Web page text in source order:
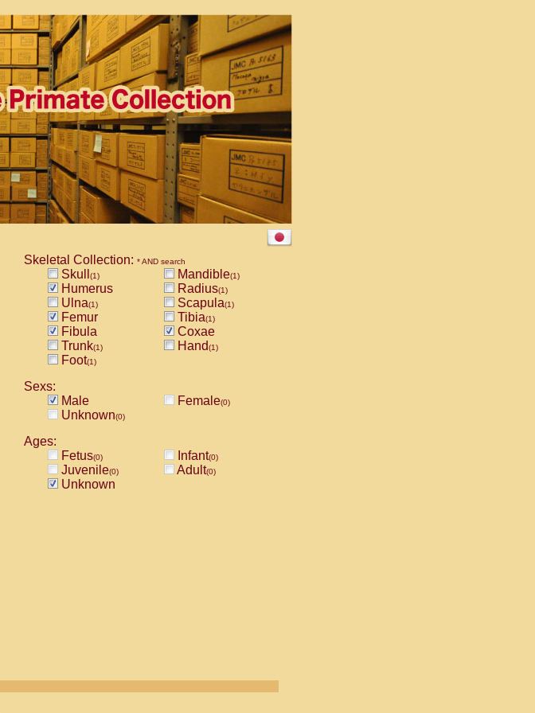
Skeletal Collection: * AND search
Skull (1) Mandible(1)
Humerus Radius(1)
Ulna(1) Scapula(1)
Femur Tibia(1)
Fibula
Coxae
Trunk(1) Hand(1)
Foot(1)
Sexs:
Male
Female(0)
Unknown(0)
Ages:
Fetus(0) Infant(0)
Juvenile(0) Adult(0)
Unknown